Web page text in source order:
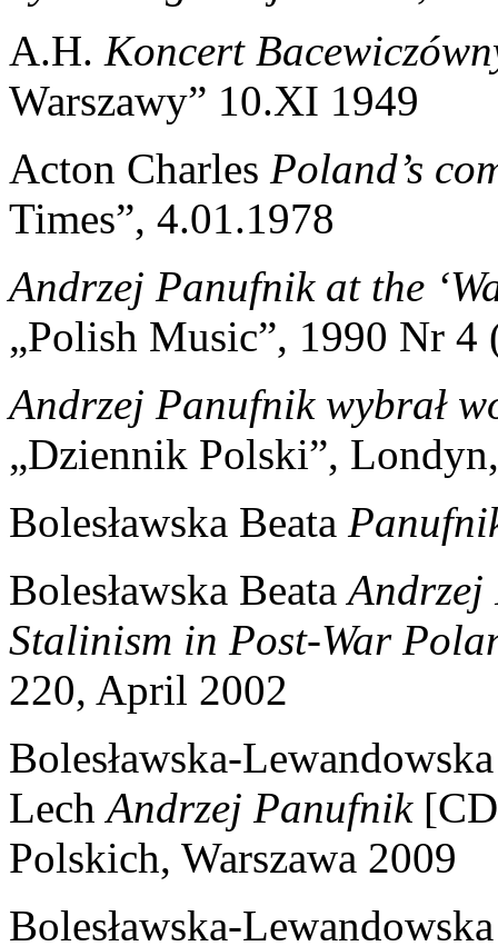
A.H. Koncert
Warszawy” 10.XI 1949
Acton Charles Poland’s
Times”, 4.01.1978
Andrzej Panufnik at the
„Polish Music”, 1990 Nr 4
Andrzej Panufnik wybrał
„Dziennik Polski”,
Bolesławska Beata
Bolesławska BeataAndrzej
Stalinism in Post-War
220, April 2002
Bolesławska-
LechAndrzej Panufnik
Polskich, Warszawa 2009
Bolesławska-Lewandowska